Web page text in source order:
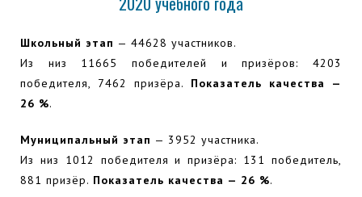
Школьный этап — 44628 участников.
Из низ 11665 победителей и призёров: 4203
победителя, 7462 призёра. Показатель качества —
26 %.
Муниципальный этап — 3952 участника.
Из низ 1012 победителя и призёра: 131 победитель,
881 призёр. Показатель качества — 26 %.